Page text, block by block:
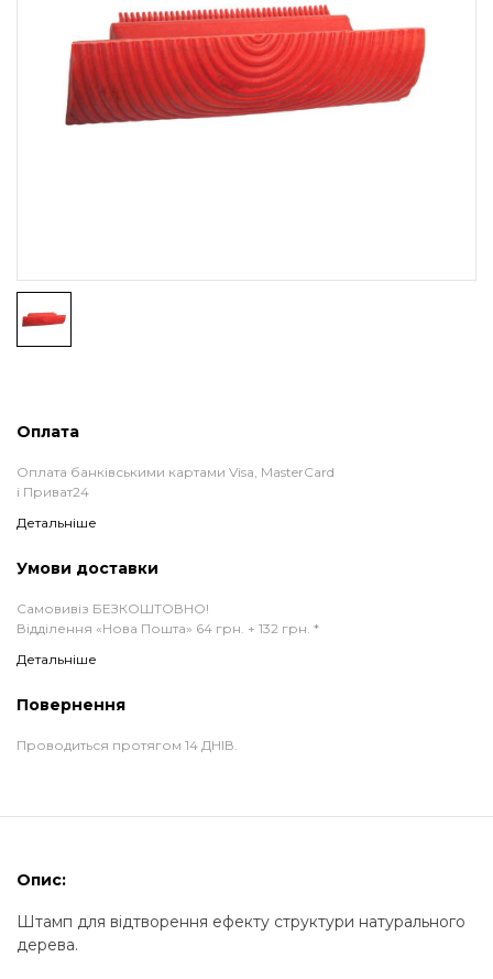
Оплата
Оплата банківськими картами Visa, MasterCard
і Приват24
Детальніше
Умови доставки
Самовивіз БЕЗКОШТОВНО!
Відділення «Нова Пошта» 64 грн. + 132 грн. *
Детальніше
Повернення
Проводиться протягом 14 ДНІВ.
Опис:
Штамп для відтворення ефекту структури натурального
дерева.